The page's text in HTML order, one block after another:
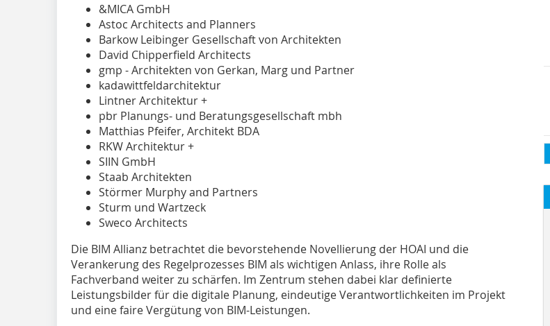
&MICA GmbH
Astoc Architects and Planners
Barkow Leibinger Gesellschaft von Architekten
David Chipperfield Architects
gmp - Architekten von Gerkan, Marg und Partner
kadawittfeldarchitektur
Lintner Architektur +
pbr Planungs- und Beratungsgesellschaft mbh
Matthias Pfeifer, Architekt BDA
RKW Architektur +
SIIN GmbH
Staab Architekten
Störmer Murphy and Partners
Sturm und Wartzeck
Sweco Architects
Die BIM Allianz betrachtet die bevorstehende Novellierung der HOAI und die
Verankerung des Regelprozesses BIM als wichtigen Anlass, ihre Rolle als
Fachverband weiter zu schärfen. Im Zentrum stehen dabei klar definierte
Leistungsbilder für die digitale Planung, eindeutige Verantwortlichkeiten im Projekt
und eine faire Vergütung von BIM-Leistungen.